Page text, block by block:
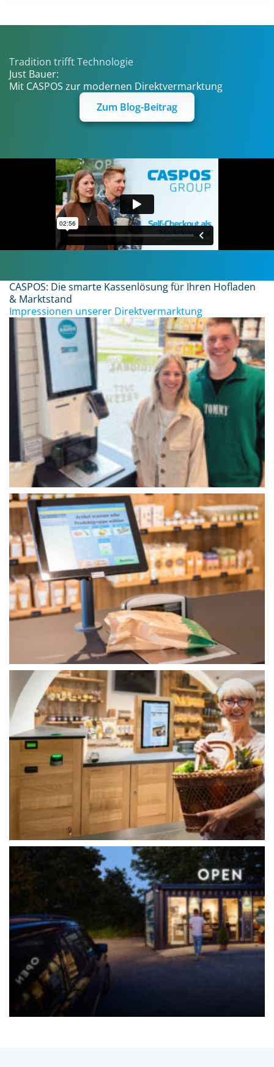
Tradition trifft Technologie
Just Bauer:
Mit CASPOS zur modernen Direktvermarktung
Zum Blog-Beitrag
CASPOS: Die smarte Kassenlösung für Ihren Hofladen
& Marktstand
Impressionen unserer Direktvermarktung